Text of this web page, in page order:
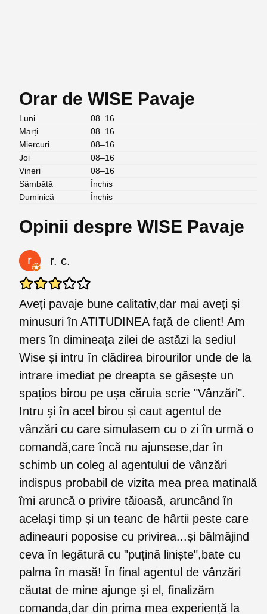
Orar de WISE Pavaje
Luni
08–16
Marți
08–16
Miercuri
08–16
Joi
08–16
Vineri
08–16
Sâmbătă
Închis
Duminică
Închis
Opinii despre WISE Pavaje
r. c.
Aveți pavaje bune calitativ,dar mai aveți și
minusuri în ATITUDINEA față de client! Am
mers în dimineața zilei de astăzi la sediul
Wise și intru în clădirea birourilor unde de la
intrare imediat pe dreapta se găsește un
spațios birou pe ușa căruia scrie "Vânzări".
Intru și în acel birou și caut agentul de
vânzări cu care simulasem cu o zi în urmă o
comandă,care încă nu ajunsese,dar în
schimb un coleg al agentului de vânzări
indispus probabil de vizita mea prea matinală
îmi aruncă o privire tăioasă, aruncând în
același timp și un teanc de hârtii peste care
adineauri poposise cu privirea...și bălmăjind
ceva în legătură cu "puțină liniște",bate cu
palma în masă! În final agentul de vânzări
căutat de mine ajunge și el, finalizăm
comanda,dar din prima mea experiență la